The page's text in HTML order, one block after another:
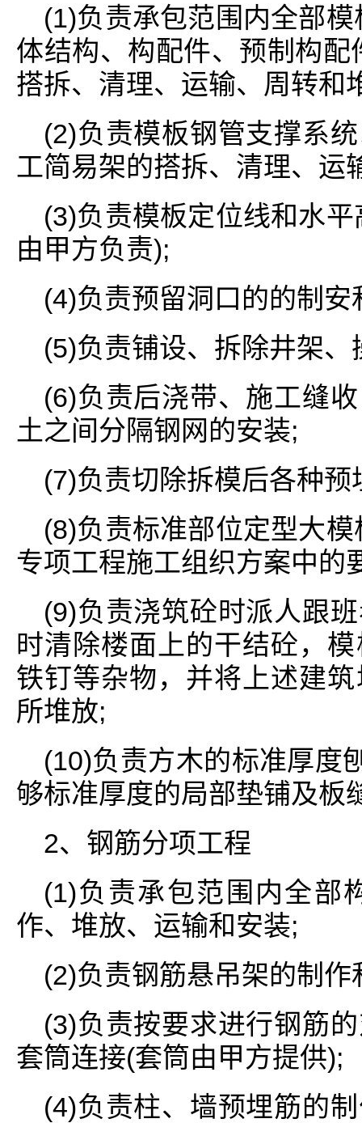
(1)负责承包范围内全部
体结构、构配件、预制构
搭拆、清理、运输、周转和
(2)负责模板钢管支撑系
工简易架的搭拆、清理、运
(3)负责模板定位线和水
由甲方负责);
(4)负责预留洞口的的制安
(5)负责铺设、拆除井架
(6)负责后浇带、施工缝
土之间分隔钢网的安装;
(7)负责切除拆模后各种
(8)负责标准部位定型大
专项工程施工组织方案中的
(9)负责浇筑砼时派人跟
时清除楼面上的干结砼，
铁钉等杂物，并将上述建
所堆放;
(10)负责方木的标准厚度
够标准厚度的局部垫铺及板
2、钢筋分项工程
(1)负责承包范围内全部
作、堆放、运输和安装;
(2)负责钢筋悬吊架的制
(3)负责按要求进行钢筋
套筒连接(套筒由甲方提供);
(4)负责柱、墙预埋筋的